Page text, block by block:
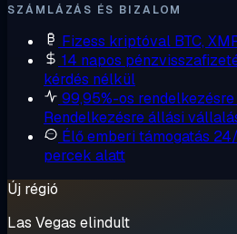
SZÁMLÁZÁS ÉS BIZALOM
Fizess kriptóval BTC,
14 napos
kérdés nélkül
99,95%-os
Rendelkezésre állási
Élő emberi támogatás
percek alatt
Új régió
Las Vegas elindult